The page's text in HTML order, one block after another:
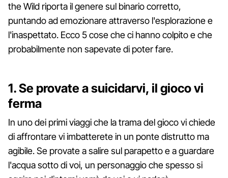
the Wild riporta il genere sul binario corretto,
puntando ad emozionare attraverso l'esplorazione e
l'inaspettato. Ecco 5 cose che ci hanno colpito e che
probabilmente non sapevate di poter fare.
1. Se provate a suicidarvi, il gioco vi
ferma
In uno dei primi viaggi che la trama del gioco vi chiede
di affrontare vi imbatterete in un ponte distrutto ma
agibile. Se provate a salire sul parapetto e a guardare
l'acqua sotto di voi, un personaggio che spesso si